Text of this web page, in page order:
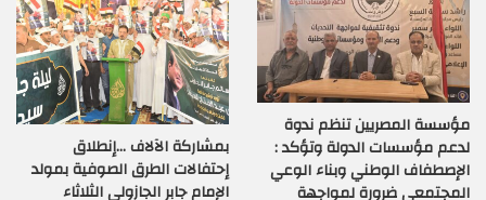
مؤسسة المصريين تنظم ندوة
لدعم مؤسسات الدولة وتؤكد :
الإصطفاف الوطني وبناء الوعي
المجتمعي ضرورة لمواجهة
بمشاركة الآلاف …إنطلاق
إحتفالات الطرق الصوفية بمولد
الإمام جابر الجازولي الثلاثاء